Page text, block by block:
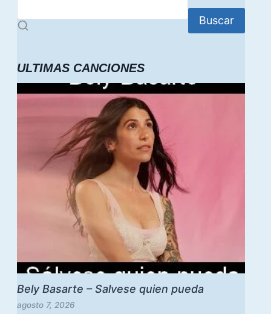
Buscar
ULTIMAS CANCIONES
Bely Basarte – Salvese quien pueda
agosto 7, 2026